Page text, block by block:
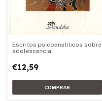
Escritos psicoanalíticos sobre
adolescencia
€12,59